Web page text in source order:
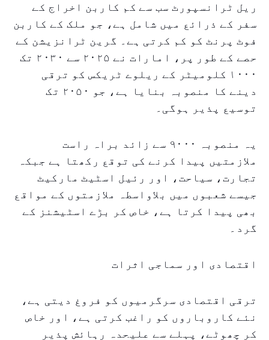
ریل ٹرانسپورٹ سب سے کم کاربن اخراج کے
سفر کے ذرائع میں شامل ہے، جو ملک کے کاربن
فوٹ پرنٹ کو کم کرتی ہے۔ گرین ٹرانزیشن کے
حصے کے طور پر، امارات نے ۲۰۲۵ سے ۲۰۳۰ تک
۱۰۰۰ کلومیٹر کے ریلوے ٹریکس کو ترقی
دینے کا منصوبہ بنایا ہے، جو ۲۰۵۰ تک
توسیع پذیر ہوگی۔
یہ منصوبہ ۹۰۰۰ سے زائد براہ راست
ملازمتیں پیدا کرنے کی توقع رکھتا ہے جبکہ
تجارت، سیاحت، اور رئیل اسٹیٹ مارکیٹ
جیسے شعبوں میں بلاواسطہ ملازمتوں کے مواقع
بھی پیدا کرتا ہے، خاص کر بڑے اسٹیشنز کے
گرد۔
اقتصادی اور سماجی اثرات
ترقی اقتصادی سرگرمیوں کو فروغ دیتی ہے،
نئے کاروباروں کو راغب کرتی ہے، اور خاص
کر چھوٹے، پہلے سے علیحدہ رہائش پذیر